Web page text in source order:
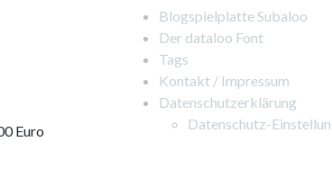
Euro
Blogspielplatte Subaloo
Der dataloo Font
Tags
Kontakt / Impressum
Datenschutzerklärung
Datenschutz-